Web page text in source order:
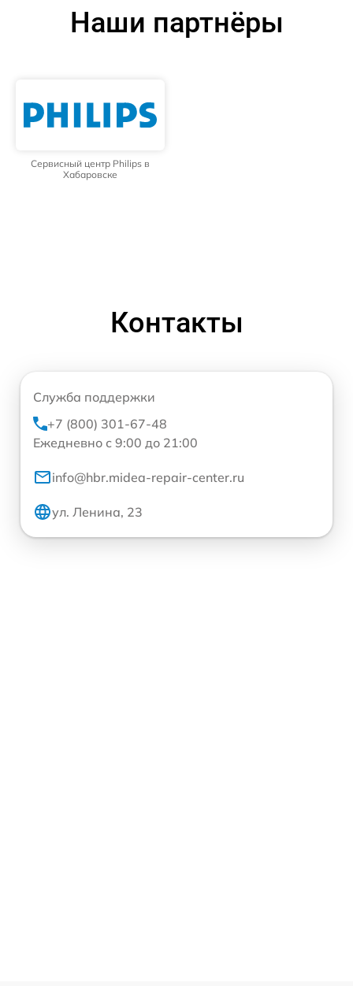
Наши партнёры
Сервисный центр Philips в
Хабаровске
Контакты
Служба поддержки
+7 (800) 301-67-48
Ежедневно с 9:00 до 21:00
info@hbr.midea-repair-center.ru
ул. Ленина, 23